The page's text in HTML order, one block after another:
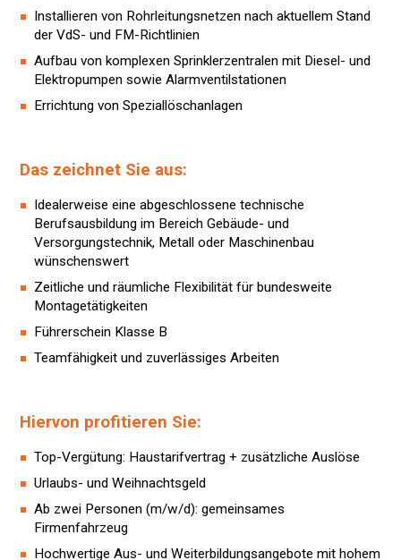
Installieren von Rohrleitungsnetzen nach aktuellem Stand
der VdS- und FM-Richtlinien
Aufbau von komplexen Sprinklerzentralen mit Diesel- und
Elektropumpen sowie Alarmventilstationen
Errichtung von Speziallöschanlagen
Das zeichnet Sie aus:
Idealerweise eine abgeschlossene technische
Berufsausbildung im Bereich Gebäude- und
Versorgungstechnik, Metall oder Maschinenbau
wünschenswert
Zeitliche und räumliche Flexibilität für bundesweite
Montagetätigkeiten
Führerschein Klasse B
Teamfähigkeit und zuverlässiges Arbeiten
Hiervon profitieren Sie:
Top-Vergütung: Haustarifvertrag + zusätzliche Auslöse
Urlaubs- und Weihnachtsgeld
Ab zwei Personen (m/w/d): gemeinsames
Firmenfahrzeug
Hochwertige Aus- und Weiterbildungsangebote mit hohem